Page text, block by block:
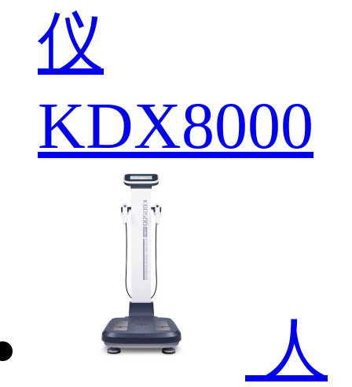
仪
KDX8000
人